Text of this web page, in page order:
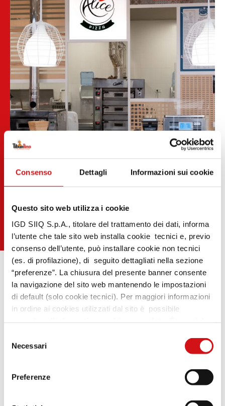
Consenso Dettagli Informazioni sui cookie
Questo sito web utilizza i cookie
IGD SIIQ S.p.A., titolare del trattamento dei dati, informa
l’utente che tale sito web installa cookie tecnici e, previo
consenso dell’utente, può installare cookie non tecnici
(es. di profilazione), di seguito dettagliati nella sezione
“preferenze”. La chiusura del presente banner consente
la navigazione del sito web mantenendo le impostazioni
di default (solo cookie tecnici). Per maggiori informazioni
in ordine ai cookies utilizzati dal sito è possibile
mediante il link “rivedi le tue scelte sui cookie” presente
delNecessari
Preferenze